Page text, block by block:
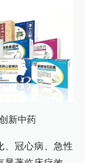
新中药
、冠心病、急性